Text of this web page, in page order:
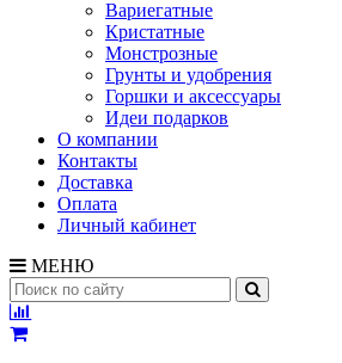
Вариегатные
Кристатные
Монстрозные
Грунты и удобрения
Горшки и аксессуары
Идеи подарков
О компании
Контакты
Доставка
Оплата
Личный кабинет
МЕНЮ